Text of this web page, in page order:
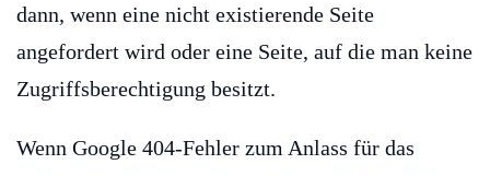
dann, wenn eine nicht existierende Seite
angefordert wird oder eine Seite, auf die man keine
Zugriffsberechtigung besitzt.
Wenn Google 404-Fehler zum Anlass für das